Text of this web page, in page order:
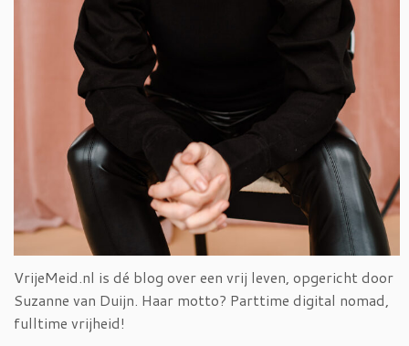
VrijeMeid.nl is dé blog over een vrij leven, opgericht door
Suzanne van Duijn. Haar motto? Parttime digital nomad,
fulltime vrijheid!